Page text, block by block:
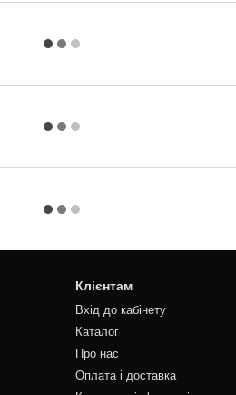
Клієнтам
Вхід до кабінету
Каталог
Про нас
Оплата і доставка